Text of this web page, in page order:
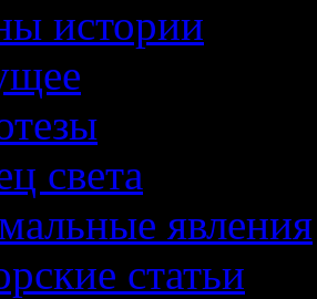
истории
света
явления
статьи